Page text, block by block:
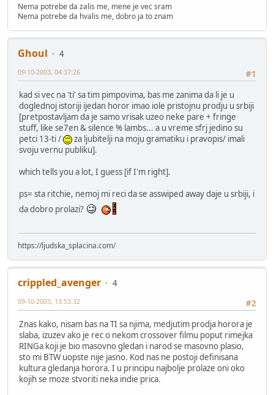
Nema potrebe da zalis me, mene je vec sram
Nema potrebe da hvalis me, dobro ja to znam
Ghoul
4
#1
09-10-2003, 04:37:26
kad si vec na 'ti' sa tim pimpovima, bas me zanima da li je u
doglednoj istoriji ijedan horor imao iole pristojnu prodju u srbiji
[pretpostavljam da je samo vrisak uzeo neke pare + fringe
stuff, like se7en & silence % lambs... a u vreme sfrj jedino su
petci 13-ti /
za ljubitelji na moju gramatiku i pravopis/ imali
svoju vernu publiku].
which tells you a lot, I guess [if I'm right].
ps= sta ritchie, nemoj mi reci da se asswiped away daje u srbiji, i
da dobro prolazi?
https://ljudska_splacina.com/
crippled_avenger
4
#2
09-10-2003, 13:53:32
Znas kako, nisam bas na TI sa njima, medjutim prodja horora je
slaba, izuzev ako je rec o nekom crossover filmu poput rimejka
RINGa koji je bio masovno gledan i narod se masovno plasio,
sto mi BTW uopste nije jasno. Kod nas ne postoji definisana
kultura gledanja horora. I u principu najbolje prolaze oni oko
kojih se moze stvoriti neka indie prica.